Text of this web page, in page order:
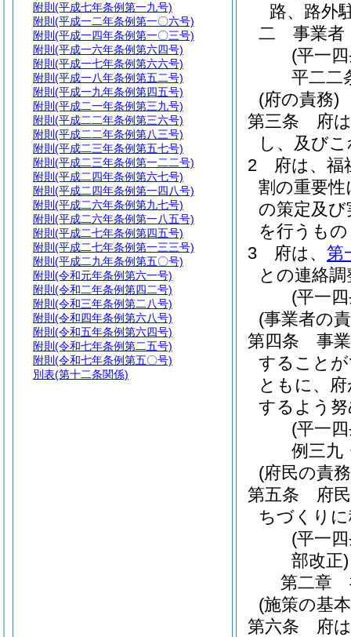
路、路外
二
事業
(平一
平二二
(府の責務)
第三条
府
し、及び
2
府は、
割の重要
の策定及
を行うも
3
府は、 第
との連絡
(平一
(事業者の
第四条
事
すること
ともに、
するよう
(平一
例三九
(府民の責
第五条
府
ちづくり
(平一
部改正)
第二章
(施策の基
第六条
府
附則 (平成七年条例第一九号)
附則 (平成一二年条例第一〇六号)
附則 (平成一四年条例第一〇三号)
附則 (平成一六年条例第六四号)
附則 (平成一七年条例第六六号)
附則 (平成一八年条例第五二号)
附則 (平成一九年条例第四五号)
附則 (平成二一年条例第三九号)
附則 (平成二二年条例第三六号)
附則 (平成二二年条例第八三号)
附則 (平成二三年条例第五七号)
附則 (平成二三年条例第一二二号)
附則 (平成二四年条例第六七号)
附則 (平成二四年条例第一四八号)
附則 (平成二六年条例第九七号)
附則 (平成二六年条例第一八五号)
附則 (平成二七年条例第四五号)
附則 (平成二七年条例第一三三号)
附則 (平成二九年条例第五〇号)
附則 (令和元年条例第六一号)
附則 (令和二年条例第四二号)
附則 (令和三年条例第二八号)
附則 (令和四年条例第六八号)
附則 (令和五年条例第六四号)
附則 (令和七年条例第二五号)
附則 (令和七年条例第五〇号)
別表(第十二条関係)